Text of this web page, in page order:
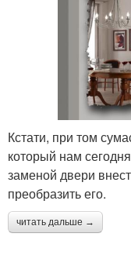
Кстати, при том
который нам
заменой двери
преобразить его.
читать дальше →